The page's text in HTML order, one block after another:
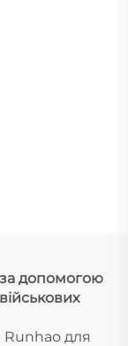
допомогою
Runhao для